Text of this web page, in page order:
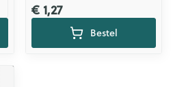
€ 1,27
Bestel